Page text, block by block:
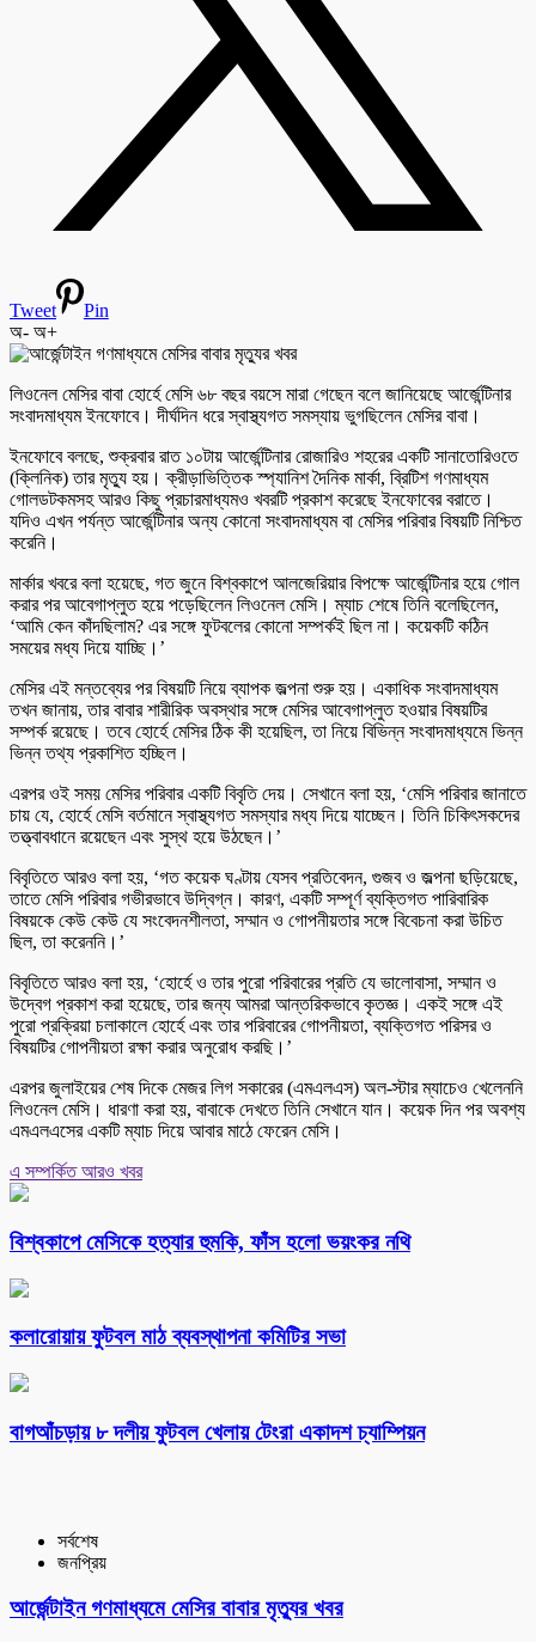
Tweet
Pin
অ- অ+
লিওনেল মেসির বাবা হোর্হে মেসি ৬৮ বছর বয়সে মারা গেছেন বলে জানিয়েছে আর্জেন্টিনার
সংবাদমাধ্যম ইনফোবে। দীর্ঘদিন ধরে স্বাস্থ্যগত সমস্যায় ভুগছিলেন মেসির বাবা।
ইনফোবে বলছে, শুক্রবার রাত ১০টায় আর্জেন্টিনার রোজারিও শহরের একটি সানাতোরিওতে
(ক্লিনিক) তার মৃত্যু হয়। ক্রীড়াভিত্তিক স্প্যানিশ দৈনিক মার্কা, ব্রিটিশ গণমাধ্যম
গোলডটকমসহ আরও কিছু প্রচারমাধ্যমও খবরটি প্রকাশ করেছে ইনফোবের বরাতে।
যদিও এখন পর্যন্ত আর্জেন্টিনার অন্য কোনো সংবাদমাধ্যম বা মেসির পরিবার বিষয়টি নিশ্চিত
করেনি।
মার্কার খবরে বলা হয়েছে, গত জুনে বিশ্বকাপে আলজেরিয়ার বিপক্ষে আর্জেন্টিনার হয়ে গোল
করার পর আবেগাপ্লুত হয়ে পড়েছিলেন লিওনেল মেসি। ম্যাচ শেষে তিনি বলেছিলেন,
‘আমি কেন কাঁদছিলাম? এর সঙ্গে ফুটবলের কোনো সম্পর্কই ছিল না। কয়েকটি কঠিন
সময়ের মধ্য দিয়ে যাচ্ছি।’
মেসির এই মন্তব্যের পর বিষয়টি নিয়ে ব্যাপক জল্পনা শুরু হয়। একাধিক সংবাদমাধ্যম
তখন জানায়, তার বাবার শারীরিক অবস্থার সঙ্গে মেসির আবেগাপ্লুত হওয়ার বিষয়টির
সম্পর্ক রয়েছে। তবে হোর্হে মেসির ঠিক কী হয়েছিল, তা নিয়ে বিভিন্ন সংবাদমাধ্যমে ভিন্ন
ভিন্ন তথ্য প্রকাশিত হচ্ছিল।
এরপর ওই সময় মেসির পরিবার একটি বিবৃতি দেয়। সেখানে বলা হয়, ‘মেসি পরিবার জানাতে
চায় যে, হোর্হে মেসি বর্তমানে স্বাস্থ্যগত সমস্যার মধ্য দিয়ে যাচ্ছেন। তিনি চিকিৎসকদের
তত্ত্বাবধানে রয়েছেন এবং সুস্থ হয়ে উঠছেন।’
বিবৃতিতে আরও বলা হয়, ‘গত কয়েক ঘণ্টায় যেসব প্রতিবেদন, গুজব ও জল্পনা ছড়িয়েছে,
তাতে মেসি পরিবার গভীরভাবে উদ্বিগ্ন। কারণ, একটি সম্পূর্ণ ব্যক্তিগত পারিবারিক
বিষয়কে কেউ কেউ যে সংবেদনশীলতা, সম্মান ও গোপনীয়তার সঙ্গে বিবেচনা করা উচিত
ছিল, তা করেননি।’
বিবৃতিতে আরও বলা হয়, ‘হোর্হে ও তার পুরো পরিবারের প্রতি যে ভালোবাসা, সম্মান ও
উদ্বেগ প্রকাশ করা হয়েছে, তার জন্য আমরা আন্তরিকভাবে কৃতজ্ঞ। একই সঙ্গে এই
পুরো প্রক্রিয়া চলাকালে হোর্হে এবং তার পরিবারের গোপনীয়তা, ব্যক্তিগত পরিসর ও
বিষয়টির গোপনীয়তা রক্ষা করার অনুরোধ করছি।’
এরপর জুলাইয়ের শেষ দিকে মেজর লিগ সকারের (এমএলএস) অল-স্টার ম্যাচেও খেলেননি
লিওনেল মেসি। ধারণা করা হয়, বাবাকে দেখতে তিনি সেখানে যান। কয়েক দিন পর অবশ্য
এমএলএসের একটি ম্যাচ দিয়ে আবার মাঠে ফেরেন মেসি।
এ সম্পর্কিত আরও খবর
বিশ্বকাপে মেসিকে হত্যার হুমকি, ফাঁস হলো ভয়ংকর নথি
কলারোয়ায় ফুটবল মাঠ ব্যবস্থাপনা কমিটির সভা
বাগআঁচড়ায় ৮ দলীয় ফুটবল খেলায় টেংরা একাদশ চ্যাম্পিয়ন
সর্বশেষ
জনপ্রিয়
আর্জেন্টাইন গণমাধ্যমে মেসির বাবার মৃত্যুর খবর